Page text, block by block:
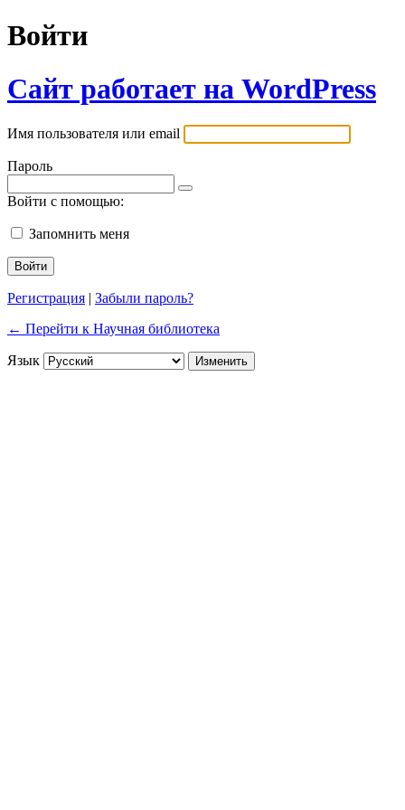
Войти
Сайт работает на WordPress
Имя пользователя или email
Пароль
Войти с помощью:
Запомнить меня
Регистрация | Забыли пароль?
← Перейти к Научная библиотека
Язык